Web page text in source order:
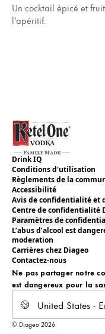
Un cocktail épicé et
l’apéritif.
Drink IQ
Conditions d'utilisation
Règlements de la
Accessibilité
Avis de confidentialité et
Centre de confidentialité
Paramètres de
L’abus d’alcool est
moderation
Carrières chez Diageo
Contactez-nous
Ne pas partager notre
est dangereux pour la
© Diageo 2026
Select locale